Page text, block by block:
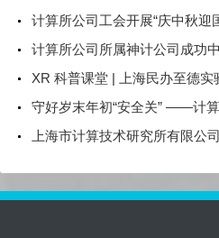
计算所公司工会开展“庆中秋迎国
计算所公司所属神计公司成功
XR 科普课堂 | 上海民办至德
守好岁末年初“安全关” ——计算所公司
上海市计算技术研究所有限公